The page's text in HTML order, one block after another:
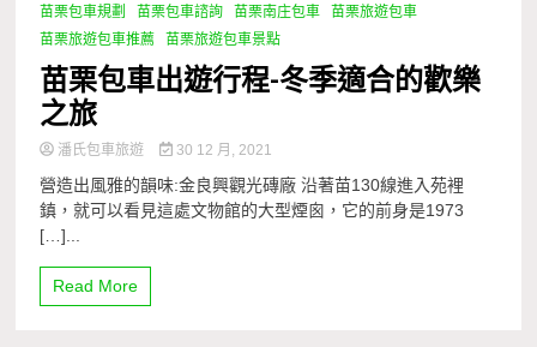
苗栗包車規劃
苗栗包車諮詢 苗栗南庄包車
苗栗旅遊包車
苗栗旅遊包車推薦
苗栗旅遊包車景點
苗栗包車出遊行程-冬季適合的歡樂
之旅
潘氏包車旅遊 30 12 月, 2021
營造出風雅的韻味:金良興觀光磚廠 沿著苗130線進入苑裡
鎮，就可以看見這處文物館的大型煙囪，它的前身是1973
[…]...
Read More